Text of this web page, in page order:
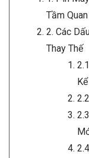
Tầm
2. Các
Thay Thế
Kể